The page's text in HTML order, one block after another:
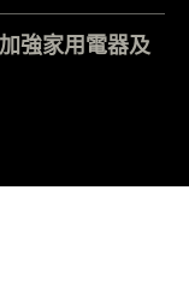
強家用電器及